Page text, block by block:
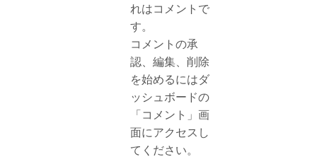
れはコメントで
す。
コメントの承
認、編集、削除
を始めるにはダ
ッシュボードの
「コメント」画
面にアクセスし
てください。